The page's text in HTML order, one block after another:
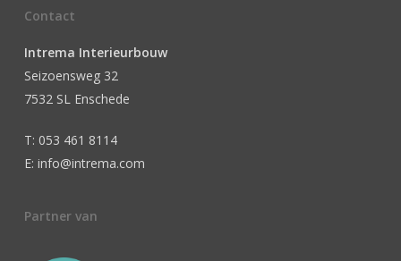
Contact
Intrema Interieurbouw
Seizoensweg 32
7532 SL Enschede
T: 053 461 8114
E: info@intrema.com
Partner van